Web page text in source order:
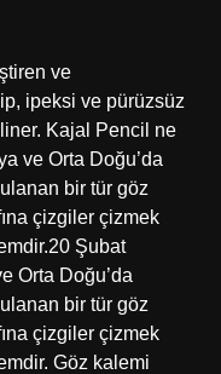
ve
ipeksi ve pürüzsüz
Kajal Pencil ne
ve Orta Doğu’da
bir tür göz
çizgiler çizmek
Şubat
Orta Doğu’da
bir tür göz
çizgiler çizmek
Göz kalemi